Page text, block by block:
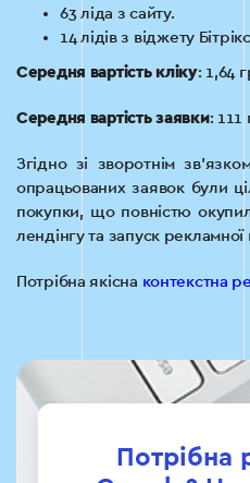
63 ліда з сайту.
14 лідів з віджету
Середня вартість кліку: 1,64
Середня вартість заявки: 111
Згідно зі зворотнім
опрацьованих заявок були
покупки, що повністю
лендінгу та запуск рекламної
Потрібна якісна контекстна
Потрібна